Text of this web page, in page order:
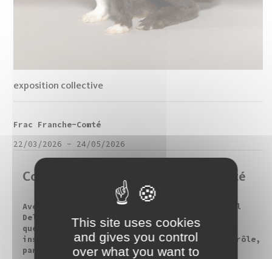
exposition collective
Collections mdlx / Frac Franche-Comté
Avec le projet Chez Robert , l’artiste Michel
Delacroix, jouait le rôle de galeriste pour
questionner le monde de l’art et ses
institutions. Il endosse désormais un autre rôle,
participant lui aussi...
Frac Franche-Comté
22/03/2026 - 24/05/2026
This site uses cookies
and gives you control
over what you want to